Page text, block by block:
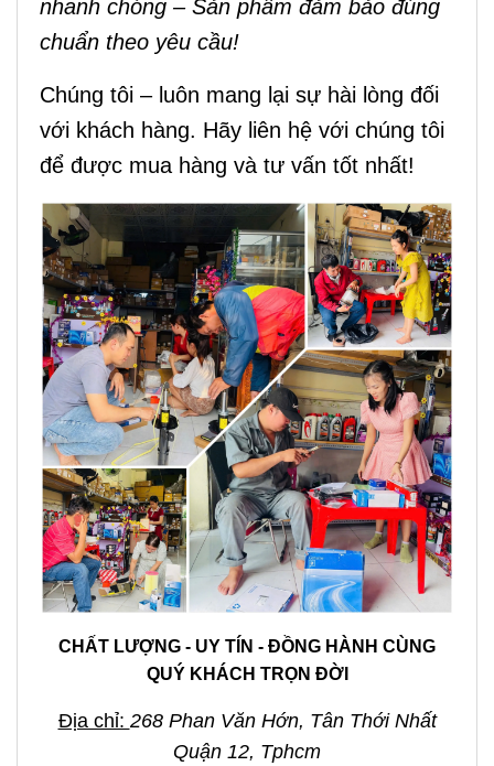
nhanh chóng – Sản phẩm đảm bảo đúng
chuẩn theo yêu cầu!
Chúng tôi – luôn mang lại sự hài lòng đối
với khách hàng. Hãy liên hệ với chúng tôi
để được mua hàng và tư vấn tốt nhất!
CHẤT LƯỢNG - UY TÍN - ĐỒNG HÀNH CÙNG
QUÝ KHÁCH TRỌN ĐỜI
Địa chỉ: 268 Phan Văn Hớn, Tân Thới Nhất
Quận 12, Tphcm